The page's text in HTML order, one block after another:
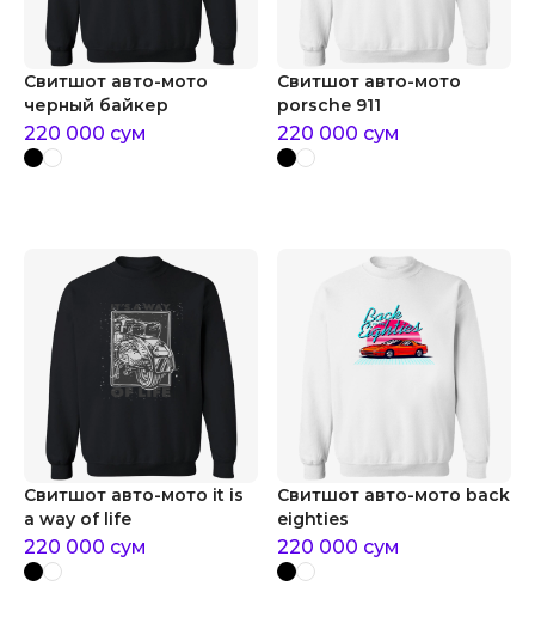
Свитшот авто-мото
черный байкер
220 000 сум
Свитшот авто-мото
porsche 911
220 000 сум
Свитшот авто-мото it is
a way of life
220 000 сум
Свитшот авто-мото back
eighties
220 000 сум